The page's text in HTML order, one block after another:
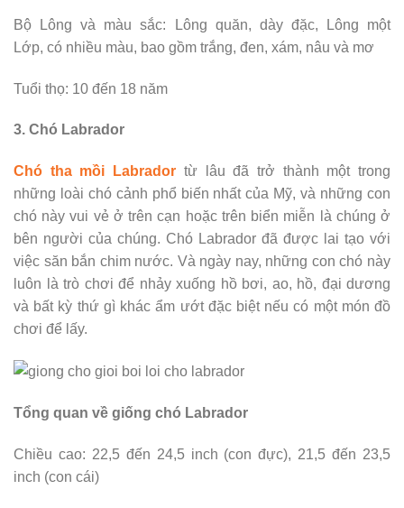
Bộ Lông và màu sắc: Lông quăn, dày đặc, Lông một
Lớp, có nhiều màu, bao gồm trắng, đen, xám, nâu và mơ
Tuổi thọ: 10 đến 18 năm
3. Chó Labrador
Chó tha mồi Labrador từ lâu đã trở thành một trong
những loài chó cảnh phổ biến nhất của Mỹ, và những con
chó này vui vẻ ở trên cạn hoặc trên biển miễn là chúng ở
bên người của chúng. Chó Labrador đã được lai tạo với
việc săn bắn chim nước. Và ngày nay, những con chó này
luôn là trò chơi để nhảy xuống hồ bơi, ao, hồ, đại dương
và bất kỳ thứ gì khác ẩm ướt đặc biệt nếu có một món đồ
chơi để lấy.
Tổng quan về giống chó Labrador
Chiều cao: 22,5 đến 24,5 inch (con đực), 21,5 đến 23,5
inch (con cái)